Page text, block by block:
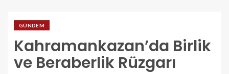
GÜNDEM
Kahramankazan’da Birlik
ve Beraberlik Rüzgarı